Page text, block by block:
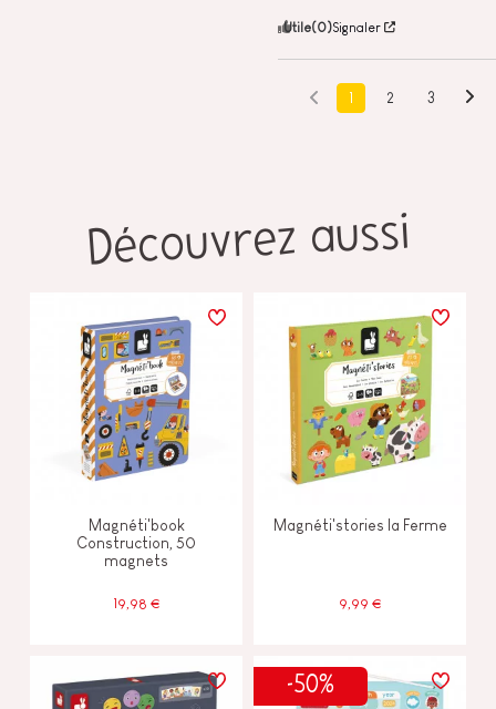
Utile(0)Signaler
1 2 3
Découvrez aussi
Magnéti'book
Construction, 50
magnets
19,98 €
Magnéti'stories la Ferme
9,99 €
-50%